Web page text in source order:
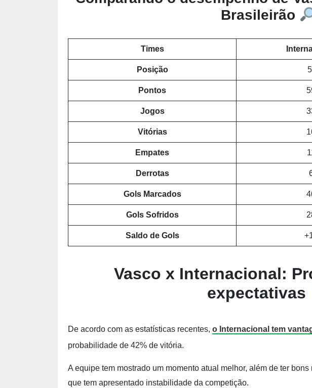
Brasileirão
Times
Posição
Pontos
Jogos
Vitórias
Empates
Derrotas
Gols Marcados
Gols Sofridos
Saldo de Gols
Vasco x Internacional:
expectativas
De acordo com as estatísticas recentes, o Internacional tem
probabilidade de 42% de vitória.
A equipe tem mostrado um momento atual melhor, além de ter
que tem apresentado instabilidade da competição.